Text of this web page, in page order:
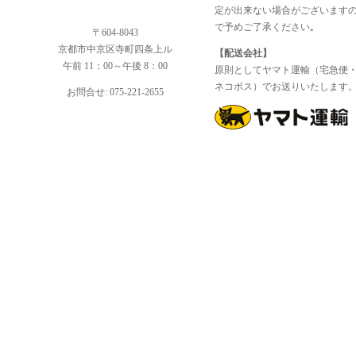
〒604-8043
京都市中京区寺町四条上ル
午前 11：00～午後 8：00
お問合せ: 075-221-2655
定が出来ない場合がございます
で予めご了承ください｡
【配送会社】
原則としてヤマト運輸（宅急便
ネコポス）でお送りいたします